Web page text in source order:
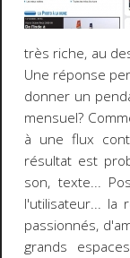
très riche, au
Une réponse
donner un
mensuel?
à une flux
résultat est
son, texte...
l'utilisateur... la
passionnés,
grands